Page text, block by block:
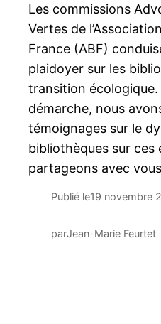
Les commissions
Vertes de
France (ABF)
plaidoyer sur les
transition
démarche, nous
témoignages sur le
bibliothèques sur ces
partageons avec
Publié le19 novembre
parJean-Marie Feurtet